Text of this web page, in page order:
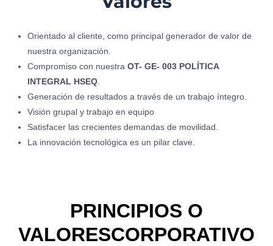
Orientado al cliente, como principal generador de valor de
nuestra organización.
Compromiso con nuestra OT- GE- 003 POLÍTICA
INTEGRAL HSEQ.
Generación de resultados a través de un trabajo íntegro.
Visión grupal y trabajo en equipo
Satisfacer las crecientes demandas de movilidad.
La innovación tecnológica es un pilar clave.
PRINCIPIOS O
VALORESCORPORATIVO